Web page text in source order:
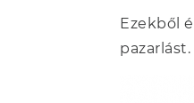
Ezekből